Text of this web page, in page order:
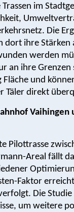
im
Die
dort ihre Stärken
werden
an ihre Grenzen
und
Täler direkt
Vaihingen
Pilottrasse
Areal fällt
Faktor
Die
um weitere